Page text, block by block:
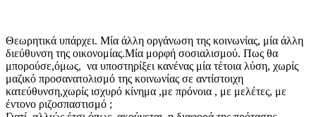
Θεωρητικά υπάρχει. Μία άλλη οργάνωση της κοινωνίας, μία άλλη
διεύθυνση της οικονομίας.Μία μορφή σοσιαλισμού. Πως θα
μπορούσε,όμως, να υποστηρίξει κανένας μία τέτοια λύση, χωρίς
μαζικό προσανατολισμό της κοινωνίας σε αντίστοιχη
κατεύθυνση,χωρίς ισχυρό κίνημα ,με πρόνοια , με μελέτες, με
έντονο ριζοσπαστισμό ;